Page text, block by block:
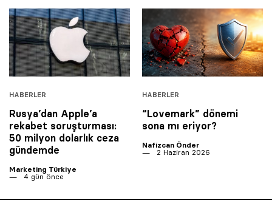
HABERLER
Rusya’dan Apple’a
rekabet soruşturması:
50 milyon dolarlık ceza
gündemde
Marketing Türkiye
4 gün önce
HABERLER
“Lovemark” dönemi
sona mı eriyor?
Nafizcan Önder
2 Haziran 2026